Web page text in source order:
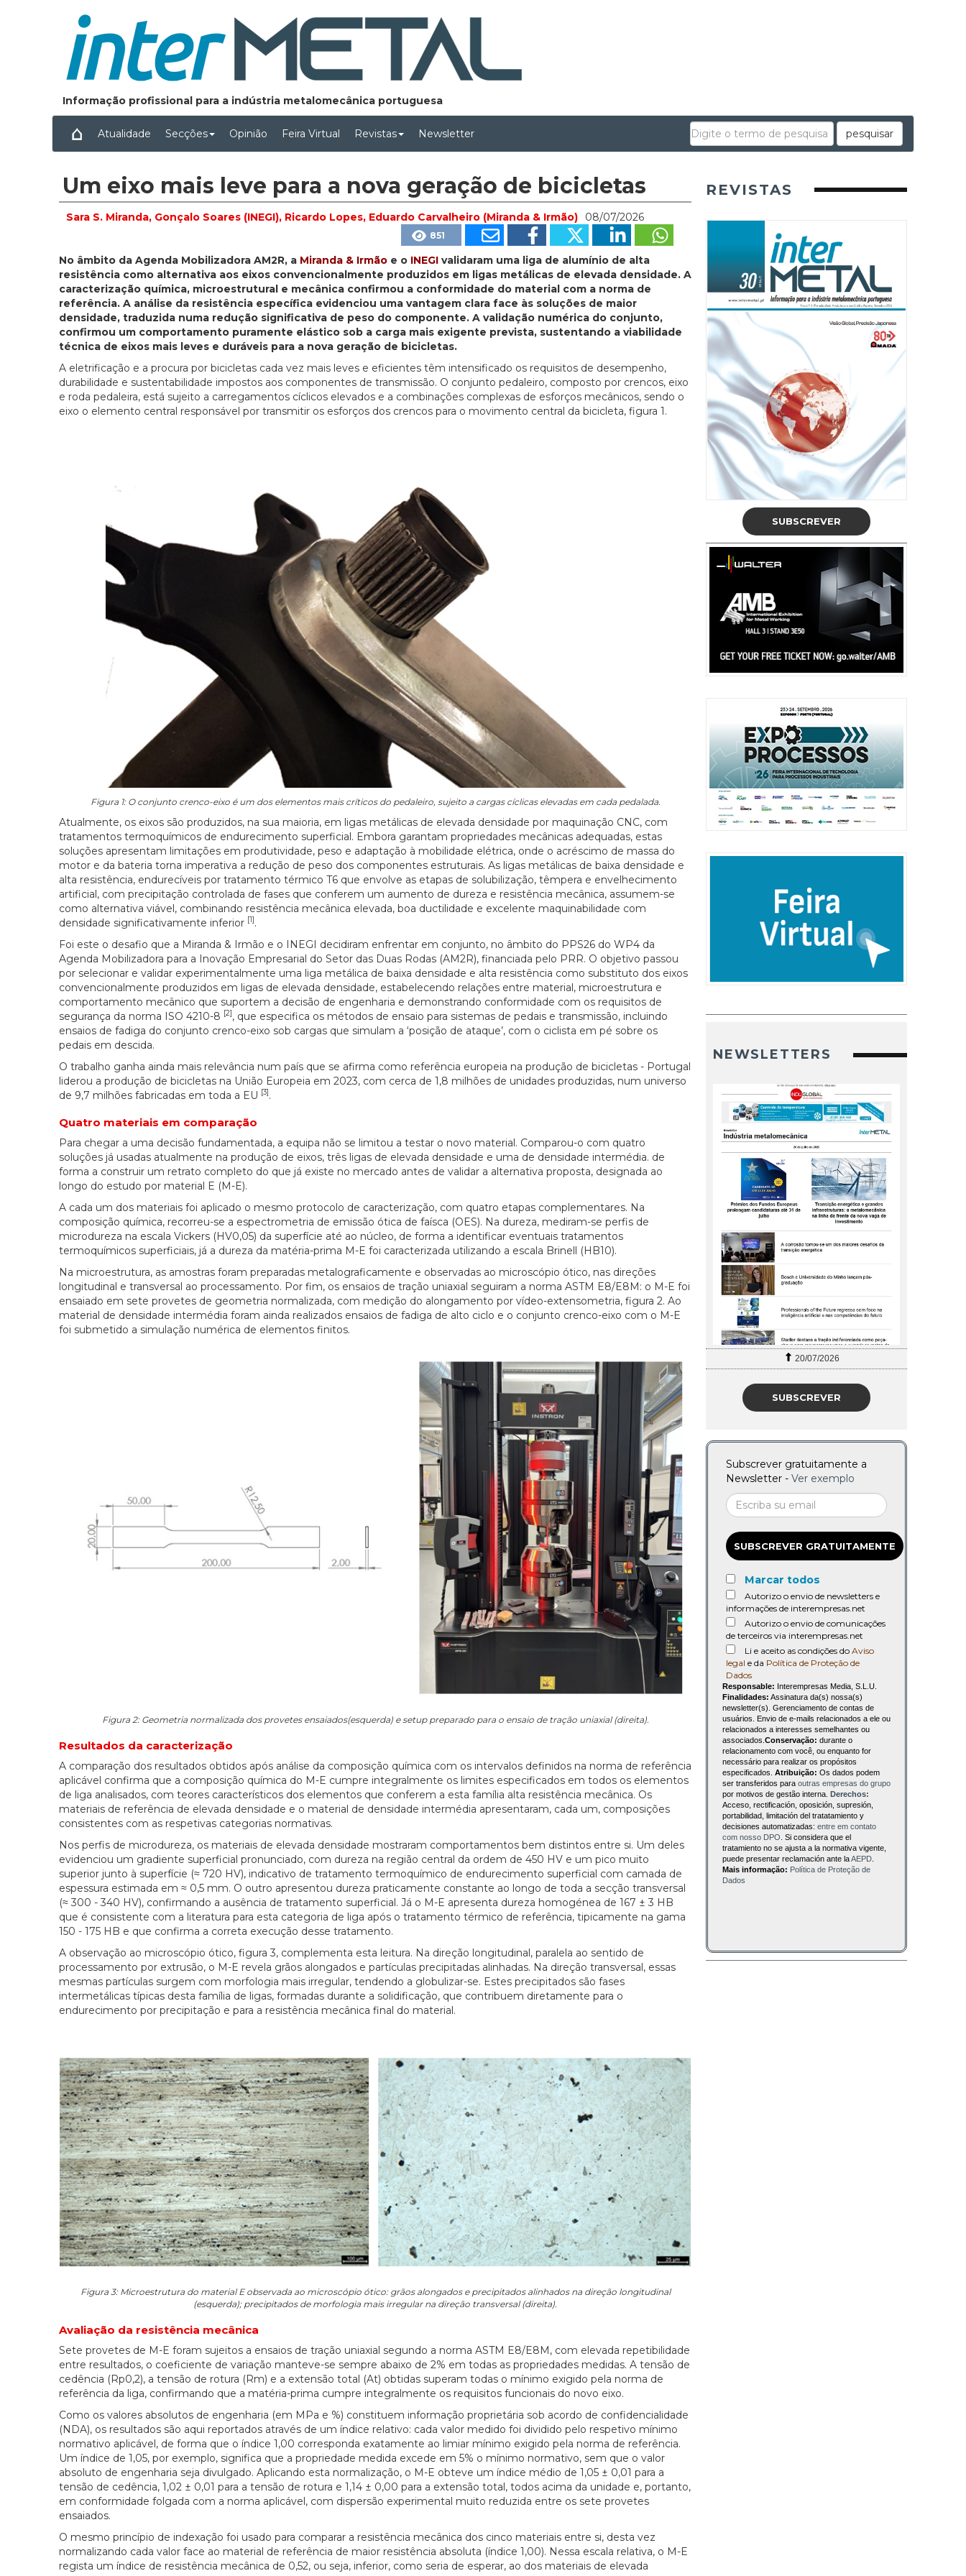
Informação profissional para a indústria metalomecânica portuguesa
Atualidade Secções Opinião Feira Virtual Revistas Newsletter pesquisar
Um eixo mais leve para a nova geração de bicicletas
Sara S. Miranda, Gonçalo Soares (INEGI), Ricardo Lopes, Eduardo Carvalheiro (Miranda & Irmão) 08/07/2026
851
No âmbito da Agenda Mobilizadora AM2R, a Miranda & Irmão e o INEGI validaram uma liga de alumínio de alta
resistência como alternativa aos eixos convencionalmente produzidos em ligas metálicas de elevada densidade. A
caracterização química, microestrutural e mecânica confirmou a conformidade do material com a norma de
referência. A análise da resistência específica evidenciou uma vantagem clara face às soluções de maior
densidade, traduzida numa redução significativa de peso do componente. A validação numérica do conjunto,
confirmou um comportamento puramente elástico sob a carga mais exigente prevista, sustentando a viabilidade
técnica de eixos mais leves e duráveis para a nova geração de bicicletas.
A eletrificação e a procura por bicicletas cada vez mais leves e eficientes têm intensificado os requisitos de desempenho,
durabilidade e sustentabilidade impostos aos componentes de transmissão. O conjunto pedaleiro, composto por crencos, eixo
e roda pedaleira, está sujeito a carregamentos cíclicos elevados e a combinações complexas de esforços mecânicos, sendo o
eixo o elemento central responsável por transmitir os esforços dos crencos para o movimento central da bicicleta, figura 1.
Figura 1: O conjunto crenco-eixo é um dos elementos mais críticos do pedaleiro, sujeito a cargas cíclicas elevadas em cada pedalada.
Atualmente, os eixos são produzidos, na sua maioria, em ligas metálicas de elevada densidade por maquinação CNC, com
tratamentos termoquímicos de endurecimento superficial. Embora garantam propriedades mecânicas adequadas, estas
soluções apresentam limitações em produtividade, peso e adaptação à mobilidade elétrica, onde o acréscimo de massa do
motor e da bateria torna imperativa a redução de peso dos componentes estruturais. As ligas metálicas de baixa densidade e
alta resistência, endurecíveis por tratamento térmico T6 que envolve as etapas de solubilização, têmpera e envelhecimento
artificial, com precipitação controlada de fases que conferem um aumento de dureza e resistência mecânica, assumem-se
como alternativa viável, combinando resistência mecânica elevada, boa ductilidade e excelente maquinabilidade com
densidade significativamente inferior [1] .
Foi este o desafio que a Miranda & Irmão e o INEGI decidiram enfrentar em conjunto, no âmbito do PPS26 do WP4 da
Agenda Mobilizadora para a Inovação Empresarial do Setor das Duas Rodas (AM2R), financiada pelo PRR. O objetivo passou
por selecionar e validar experimentalmente uma liga metálica de baixa densidade e alta resistência como substituto dos eixos
convencionalmente produzidos em ligas de elevada densidade, estabelecendo relações entre material, microestrutura e
comportamento mecânico que suportem a decisão de engenharia e demonstrando conformidade com os requisitos de
segurança da norma ISO 4210-8 [2] , que especifica os métodos de ensaio para sistemas de pedais e transmissão, incluindo
ensaios de fadiga do conjunto crenco-eixo sob cargas que simulam a ‘posição de ataque’, com o ciclista em pé sobre os
pedais em descida.
O trabalho ganha ainda mais relevância num país que se afirma como referência europeia na produção de bicicletas - Portugal
liderou a produção de bicicletas na União Europeia em 2023, com cerca de 1,8 milhões de unidades produzidas, num universo
de 9,7 milhões fabricadas em toda a EU [3] .
Quatro materiais em comparação
Para chegar a uma decisão fundamentada, a equipa não se limitou a testar o novo material. Comparou-o com quatro
soluções já usadas atualmente na produção de eixos, três ligas de elevada densidade e uma de densidade intermédia. de
forma a construir um retrato completo do que já existe no mercado antes de validar a alternativa proposta, designada ao
longo do estudo por material E (M-E).
A cada um dos materiais foi aplicado o mesmo protocolo de caracterização, com quatro etapas complementares. Na
composição química, recorreu-se a espectrometria de emissão ótica de faísca (OES). Na dureza, mediram-se perfis de
microdureza na escala Vickers (HV0,05) da superfície até ao núcleo, de forma a identificar eventuais tratamentos
termoquímicos superficiais, já a dureza da matéria-prima M-E foi caracterizada utilizando a escala Brinell (HB10).
Na microestrutura, as amostras foram preparadas metalograficamente e observadas ao microscópio ótico, nas direções
longitudinal e transversal ao processamento. Por fim, os ensaios de tração uniaxial seguiram a norma ASTM E8/E8M: o M-E foi
ensaiado em sete provetes de geometria normalizada, com medição do alongamento por vídeo-extensometria, figura 2. Ao
material de densidade intermédia foram ainda realizados ensaios de fadiga de alto ciclo e o conjunto crenco-eixo com o M-E
foi submetido a simulação numérica de elementos finitos.
Figura 2: Geometria normalizada dos provetes ensaiados(esquerda) e setup preparado para o ensaio de tração uniaxial (direita).
Resultados da caracterização
A comparação dos resultados obtidos após análise da composição química com os intervalos definidos na norma de referência
aplicável confirma que a composição química do M-E cumpre integralmente os limites especificados em todos os elementos
de liga analisados, com teores característicos dos elementos que conferem a esta família alta resistência mecânica. Os
materiais de referência de elevada densidade e o material de densidade intermédia apresentaram, cada um, composições
consistentes com as respetivas categorias normativas.
Nos perfis de microdureza, os materiais de elevada densidade mostraram comportamentos bem distintos entre si. Um deles
evidenciou um gradiente superficial pronunciado, com dureza na região central da ordem de 450 HV e um pico muito
superior junto à superfície (≈ 720 HV), indicativo de tratamento termoquímico de endurecimento superficial com camada de
espessura estimada em ≈ 0,5 mm. O outro apresentou dureza praticamente constante ao longo de toda a secção transversal
(≈ 300 - 340 HV), confirmando a ausência de tratamento superficial. Já o M-E apresenta dureza homogénea de 167 ± 3 HB
que é consistente com a literatura para esta categoria de liga após o tratamento térmico de referência, tipicamente na gama
150 - 175 HB e que confirma a correta execução desse tratamento.
A observação ao microscópio ótico, figura 3, complementa esta leitura. Na direção longitudinal, paralela ao sentido de
processamento por extrusão, o M-E revela grãos alongados e partículas precipitadas alinhadas. Na direção transversal, essas
mesmas partículas surgem com morfologia mais irregular, tendendo a globulizar-se. Estes precipitados são fases
intermetálicas típicas desta família de ligas, formadas durante a solidificação, que contribuem diretamente para o
endurecimento por precipitação e para a resistência mecânica final do material.
Figura 3: Microestrutura do material E observada ao microscópio ótico: grãos alongados e precipitados alinhados na direção longitudinal
(esquerda); precipitados de morfologia mais irregular na direção transversal (direita).
Avaliação da resistência mecânica
Sete provetes de M-E foram sujeitos a ensaios de tração uniaxial segundo a norma ASTM E8/E8M, com elevada repetibilidade
entre resultados, o coeficiente de variação manteve-se sempre abaixo de 2% em todas as propriedades medidas. A tensão de
cedência (Rp0,2), a tensão de rotura (Rm) e a extensão total (At) obtidas superam todas o mínimo exigido pela norma de
referência da liga, confirmando que a matéria-prima cumpre integralmente os requisitos funcionais do novo eixo.
Como os valores absolutos de engenharia (em MPa e %) constituem informação proprietária sob acordo de confidencialidade
(NDA), os resultados são aqui reportados através de um índice relativo: cada valor medido foi dividido pelo respetivo mínimo
normativo aplicável, de forma que o índice 1,00 corresponda exatamente ao limiar mínimo exigido pela norma de referência.
Um índice de 1,05, por exemplo, significa que a propriedade medida excede em 5% o mínimo normativo, sem que o valor
absoluto de engenharia seja divulgado. Aplicando esta normalização, o M-E obteve um índice médio de 1,05 ± 0,01 para a
tensão de cedência, 1,02 ± 0,01 para a tensão de rotura e 1,14 ± 0,00 para a extensão total, todos acima da unidade e, portanto,
em conformidade folgada com a norma aplicável, com dispersão experimental muito reduzida entre os sete provetes
ensaiados.
O mesmo princípio de indexação foi usado para comparar a resistência mecânica dos cinco materiais entre si, desta vez
normalizando cada valor face ao material de referência de maior resistência absoluta (índice 1,00). Nessa escala relativa, o M-E
regista um índice de resistência mecânica de 0,52, ou seja, inferior, como seria de esperar, ao dos materiais de elevada
REVISTAS
SUBSCREVER
NEWSLETTERS
20/07/2026
SUBSCREVER
Subscrever gratuitamente a
Newsletter - Ver exemplo
SUBSCREVER GRATUITAMENTE
Marcar todos
Autorizo o envio de newsletters e
informações de interempresas.net
Autorizo o envio de comunicações
de terceiros via interempresas.net
Li e aceito as condições do Aviso
legal e da Política de Proteção de
Dados
Responsable: Interempresas Media, S.L.U.
Finalidades: Assinatura da(s) nossa(s)
newsletter(s). Gerenciamento de contas de
usuários. Envio de e-mails relacionados a ele ou
relacionados a interesses semelhantes ou
associados. Conservação: durante o
relacionamento com você, ou enquanto for
necessário para realizar os propósitos
especificados. Atribuição: Os dados podem
ser transferidos para outras empresas do grupo
por motivos de gestão interna. Derechos:
Acceso, rectificación, oposición, supresión,
portabilidad, limitación del tratatamiento y
decisiones automatizadas: entre em contato
com nosso DPO . Si considera que el
tratamiento no se ajusta a la normativa vigente,
puede presentar reclamación ante laAEPD
Mais informação: Política de Proteção de
Dados